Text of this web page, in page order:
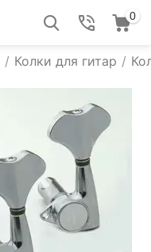
0
/ Колки для гитар /